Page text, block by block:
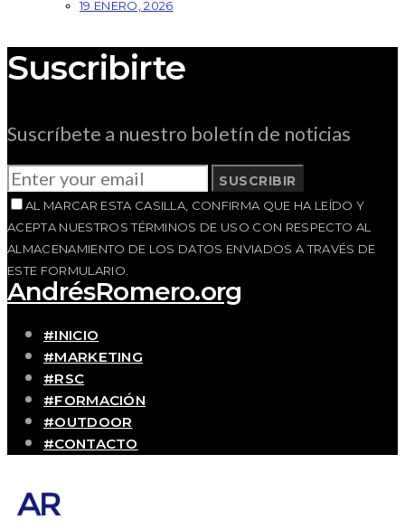
19 ENERO, 2026
Suscribirte
Suscríbete a nuestro boletín de noticias
SUSCRIBIR
AL MARCAR ESTA CASILLA, CONFIRMA QUE HA LEÍDO Y
ACEPTA NUESTROS TÉRMINOS DE USO CON RESPECTO AL
ALMACENAMIENTO DE LOS DATOS ENVIADOS A TRAVÉS DE
ESTE FORMULARIO.
AndrésRomero.org
#INICIO
#MARKETING
#RSC
#FORMACIÓN
#OUTDOOR
#CONTACTO
Blog personal y profesional de Andrés Romero.